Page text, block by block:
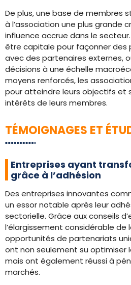
De plus, une base de membres
à l’association une plus grande
influence accrue dans le
être capitale pour façonner des
avec des partenaires externes,
décisions à une échelle
moyens renforcés, les
pour atteindre leurs objectifs et
intérêts de leurs membres.
TÉMOIGNAGES ET
Entreprises ayant
grâce à l’adhésion
Des entreprises innovantes
un essor notable après leur
sectorielle. Grâce aux conseils
l’élargissement considérable de
opportunités de partenariats
ont non seulement su optimiser
mais ont également réussi à
marchés.